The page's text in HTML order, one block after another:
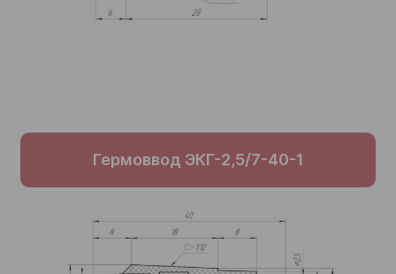
Гермоввод ЭКГ-2,5/7-40-1